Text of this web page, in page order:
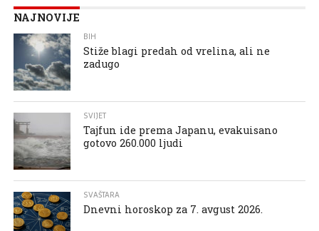
NAJNOVIJE
BIH
Stiže blagi predah od vrelina, ali ne
zadugo
SVIJET
Tajfun ide prema Japanu, evakuisano
gotovo 260.000 ljudi
SVAŠTARA
Dnevni horoskop za 7. avgust 2026.